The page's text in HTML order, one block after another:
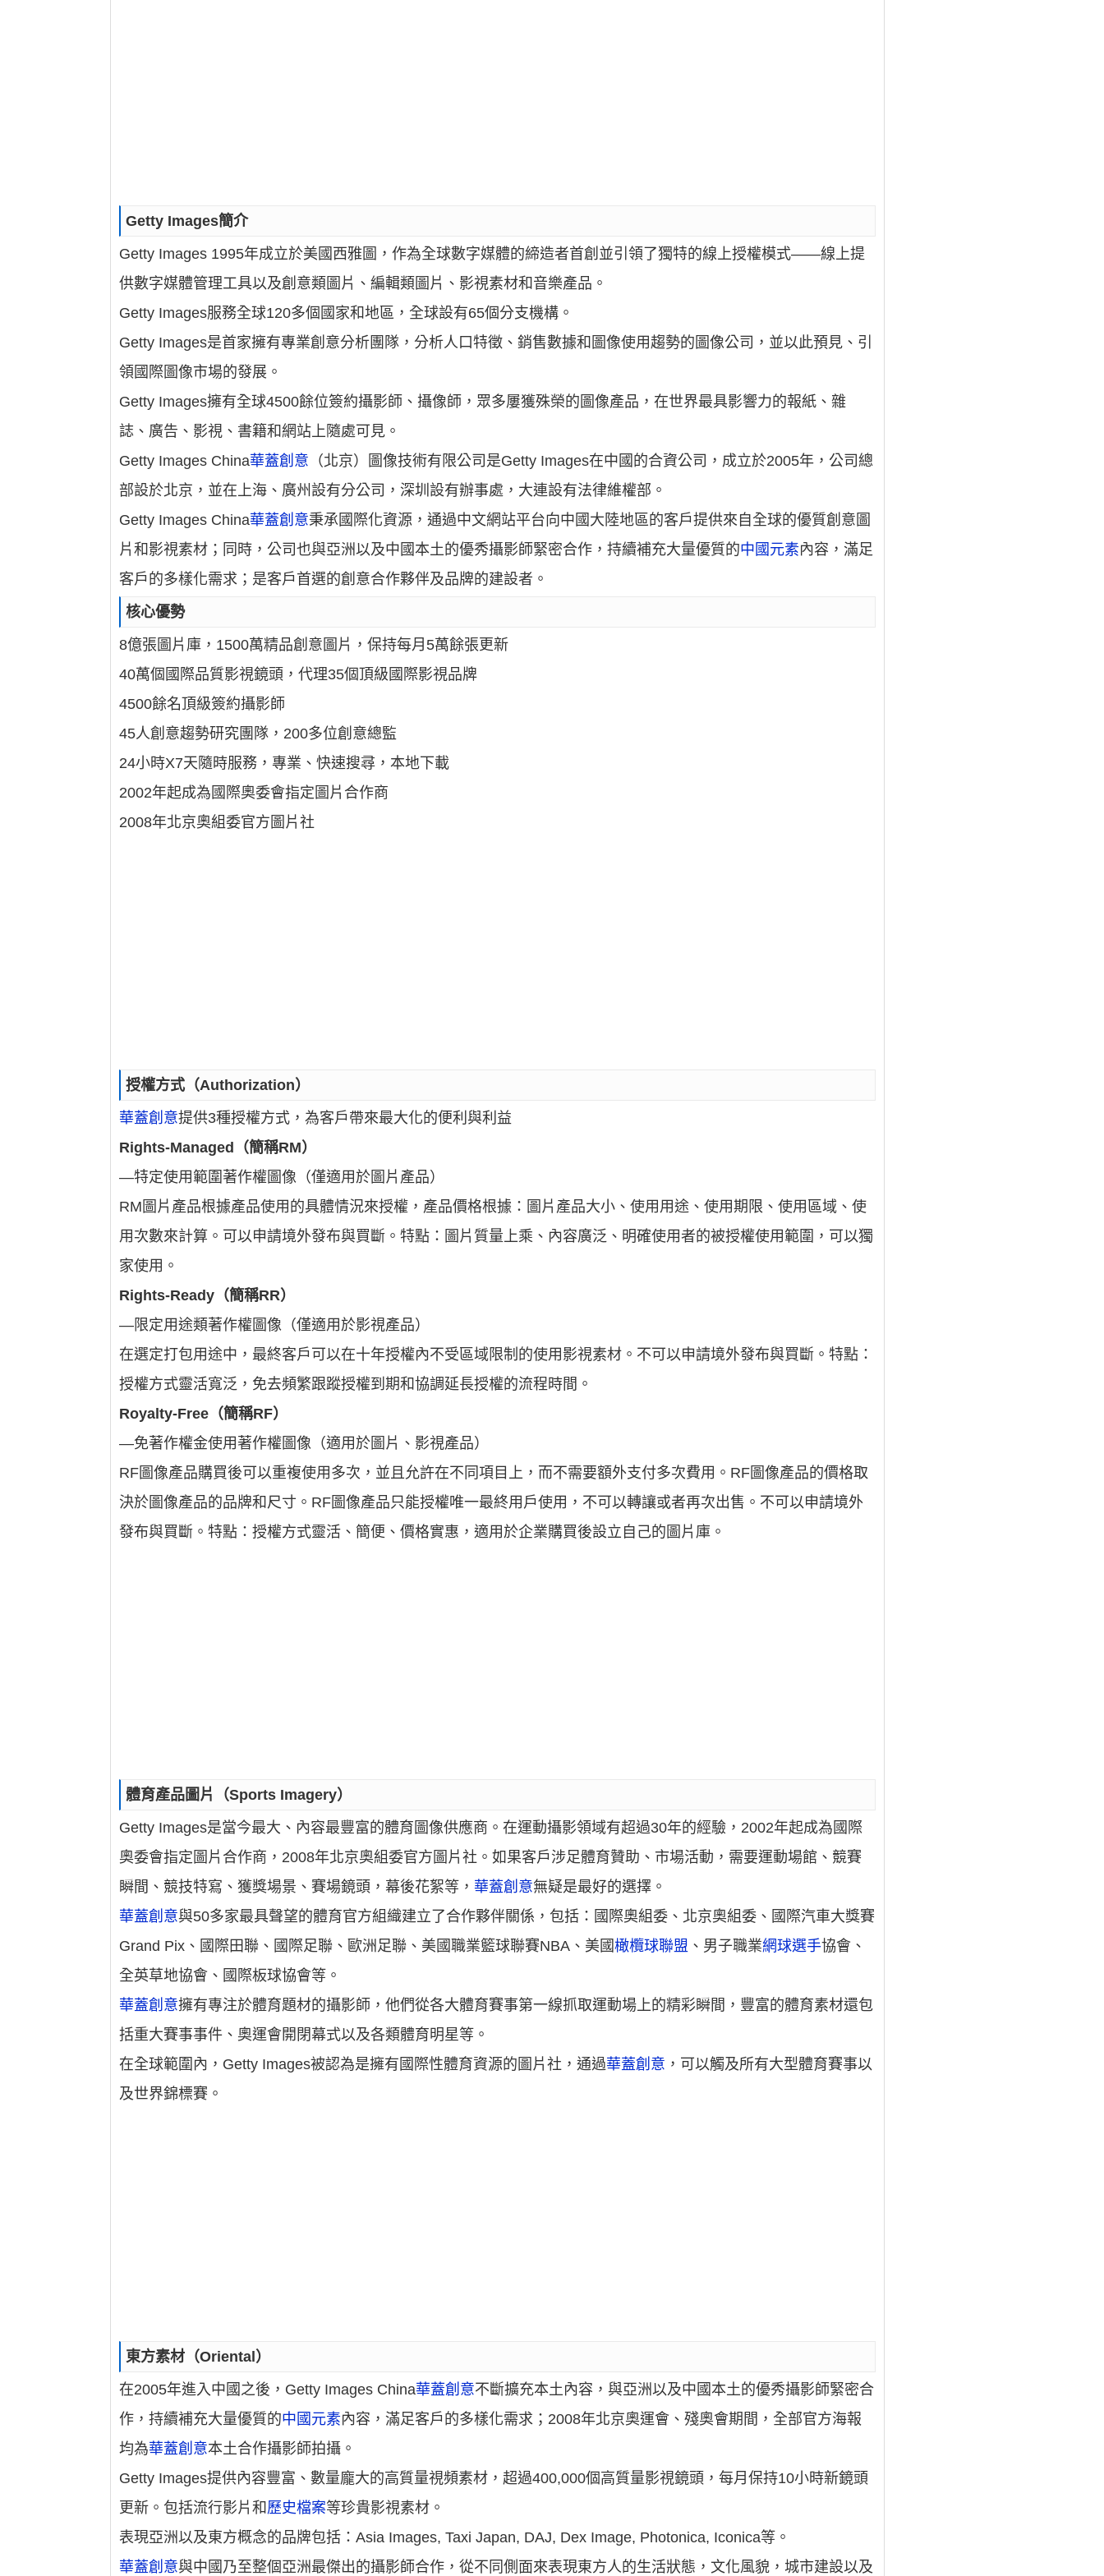
Getty Images簡介
Getty Images 1995年成立於美國西雅圖，作為全球數字媒體的締造者首創並引領了獨特的線上授權模式——線上提
供數字媒體管理工具以及創意類圖片、編輯類圖片、影視素材和音樂產品。
Getty Images服務全球120多個國家和地區，全球設有65個分支機構。
Getty Images是首家擁有專業創意分析團隊，分析人口特徵、銷售數據和圖像使用趨勢的圖像公司，並以此預見、引
領國際圖像市場的發展。
Getty Images擁有全球4500餘位簽約攝影師、攝像師，眾多屢獲殊榮的圖像產品，在世界最具影響力的報紙、雜
誌、廣告、影視、書籍和網站上隨處可見。
Getty Images China華蓋創意 （北京）圖像技術有限公司是Getty Images在中國的合資公司，成立於2005年，公司總
部設於北京，並在上海、廣州設有分公司，深圳設有辦事處，大連設有法律維權部。
Getty Images China華蓋創意秉承國際化資源，通過中文網站平台向中國大陸地區的客戶提供來自全球的優質創意圖
片和影視素材；同時，公司也與亞洲以及中國本土的優秀攝影師緊密合作，持續補充大量優質的中國元素內容，滿足
客戶的多樣化需求；是客戶首選的創意合作夥伴及品牌的建設者。
核心優勢
8億張圖片庫，1500萬精品創意圖片，保持每月5萬餘張更新
40萬個國際品質影視鏡頭，代理35個頂級國際影視品牌
4500餘名頂級簽約攝影師
45人創意趨勢研究團隊，200多位創意總監
24小時X7天隨時服務，專業、快速搜尋，本地下載
2002年起成為國際奧委會指定圖片合作商
2008年北京奧組委官方圖片社
授權方式（Authorization）
華蓋創意提供3種授權方式，為客戶帶來最大化的便利與利益
Rights-Managed（簡稱RM）
—特定使用範圍著作權圖像（僅適用於圖片產品）
RM圖片產品根據產品使用的具體情況來授權，產品價格根據：圖片產品大小、使用用途、使用期限、使用區域、使
用次數來計算。可以申請境外發布與買斷。特點：圖片質量上乘、內容廣泛、明確使用者的被授權使用範圍，可以獨
家使用。
Rights-Ready（簡稱RR）
—限定用途類著作權圖像（僅適用於影視產品）
在選定打包用途中，最終客戶可以在十年授權內不受區域限制的使用影視素材。不可以申請境外發布與買斷。特點：
授權方式靈活寬泛，免去頻繁跟蹤授權到期和協調延長授權的流程時間。
Royalty-Free（簡稱RF）
—免著作權金使用著作權圖像（適用於圖片、影視產品）
RF圖像產品購買後可以重複使用多次，並且允許在不同項目上，而不需要額外支付多次費用。RF圖像產品的價格取
決於圖像產品的品牌和尺寸。RF圖像產品只能授權唯一最終用戶使用，不可以轉讓或者再次出售。不可以申請境外
發布與買斷。特點：授權方式靈活、簡便、價格實惠，適用於企業購買後設立自己的圖片庫。
體育產品圖片（Sports Imagery）
Getty Images是當今最大、內容最豐富的體育圖像供應商。在運動攝影領域有超過30年的經驗，2002年起成為國際
奧委會指定圖片合作商，2008年北京奧組委官方圖片社。如果客戶涉足體育贊助、市場活動，需要運動場館、競賽
瞬間、競技特寫、獲獎場景、賽場鏡頭，幕後花絮等， 華蓋創意無疑是最好的選擇。
華蓋創意與50多家最具聲望的體育官方組織建立了合作夥伴關係，包括：國際奧組委、北京奧組委、國際汽車大獎賽
Grand Pix、國際田聯、國際足聯、歐洲足聯、美國職業籃球聯賽NBA、美國橄欖球聯盟 、男子職業網球選手協會、
全英草地協會、國際板球協會等。
華蓋創意擁有專注於體育題材的攝影師，他們從各大體育賽事第一線抓取運動場上的精彩瞬間，豐富的體育素材還包
括重大賽事事件、奧運會開閉幕式以及各類體育明星等。
在全球範圍內，Getty Images被認為是擁有國際性體育資源的圖片社，通過華蓋創意 ，可以觸及所有大型體育賽事以
及世界錦標賽。
東方素材（Oriental）
在2005年進入中國之後，Getty Images China華蓋創意不斷擴充本土內容，與亞洲以及中國本土的優秀攝影師緊密合
作，持續補充大量優質的中國元素內容，滿足客戶的多樣化需求；2008年北京奧運會、殘奧會期間，全部官方海報
均為華蓋創意本土合作攝影師拍攝。
Getty Images提供內容豐富、數量龐大的高質量視頻素材，超過400,000個高質量影視鏡頭，每月保持10小時新鏡頭
更新。包括流行影片和 歷史檔案等珍貴影視素材。
表現亞洲以及東方概念的品牌包括：Asia Images, Taxi Japan, DAJ, Dex Image, Photonica, Iconica等。
華蓋創意與中國乃至整個亞洲最傑出的攝影師合作，從不同側面來表現東方人的生活狀態，文化風貌，城市建設以及